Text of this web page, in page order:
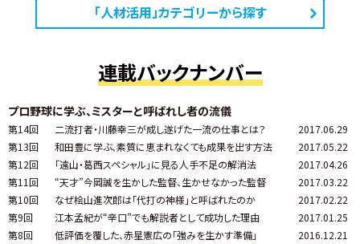
「人材活用」カテゴリーから探す
連載バックナンバー
プロ野球に学ぶ、ミスターと呼ばれし者の流儀
第14回 二流打者・川藤幸三が成し遂げた一流の仕事とは？
2017.06.29
第13回
和田豊に学ぶ、素質に恵まれなくても成果を出す方法
2017.05.22
第12回
「遠山・葛西スペシャル」に見る人手不足の解消法
2017.04.26
第11回
“天才”今岡誠を生かした監督、生かせなかった監督
2017.03.22
第10回
なぜ桧山進次郎は「代打の神様」と呼ばれたのか
2017.02.22
第9回
江本孟紀が“辛口”でも解説者として成功した理由
2017.01.25
第8回
低評価を覆した、赤星憲広の「強みを生かす準備」
2016.12.21